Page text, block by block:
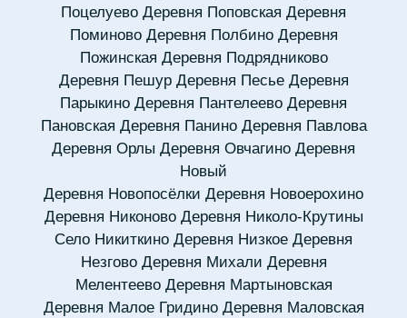
Поцелуево Деревня Поповская Деревня
Поминово Деревня Полбино Деревня
Пожинская Деревня Подрядниково
Деревня Пешур Деревня Песье Деревня
Парыкино Деревня Пантелеево Деревня
Пановская Деревня Панино Деревня Павлова
Деревня Орлы Деревня Овчагино Деревня
Новый
Деревня Новопосёлки Деревня Новоерохино
Деревня Никоново Деревня Николо-Крутины
Село Никиткино Деревня Низкое Деревня
Незгово Деревня Михали Деревня
Мелентеево Деревня Мартыновская
Деревня Малое Гридино Деревня Маловская